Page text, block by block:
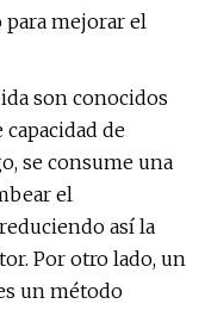
para mejorar el
son conocidos
de
se consume una
el
así la
Por otro lado, un
un método